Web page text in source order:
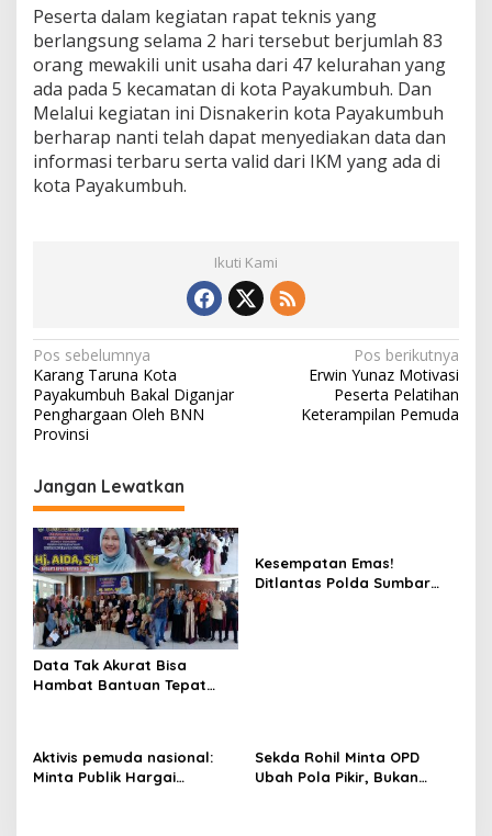
Peserta dalam kegiatan rapat teknis yang
berlangsung selama 2 hari tersebut berjumlah 83
orang mewakili unit usaha dari 47 kelurahan yang
ada pada 5 kecamatan di kota Payakumbuh. Dan
Melalui kegiatan ini Disnakerin kota Payakumbuh
berharap nanti telah dapat menyediakan data dan
informasi terbaru serta valid dari IKM yang ada di
kota Payakumbuh.
Ikuti Kami
N
a
v
i
g
a
s
i
p
o
s
Pos sebelumnya
Karang Taruna Kota
Payakumbuh Bakal Diganjar
Penghargaan Oleh BNN
Provinsi
Pos berikutnya
Erwin Yunaz Motivasi
Peserta Pelatihan
Keterampilan Pemuda
Jangan Lewatkan
Data Tak Akurat Bisa
Hambat Bantuan Tepat
Kesempatan Emas!
Ditlantas Polda Sumbar
Aktivis pemuda nasional:
Minta Publik Hargai
Sekda Rohil Minta OPD
Ubah Pola Pikir, Bukan